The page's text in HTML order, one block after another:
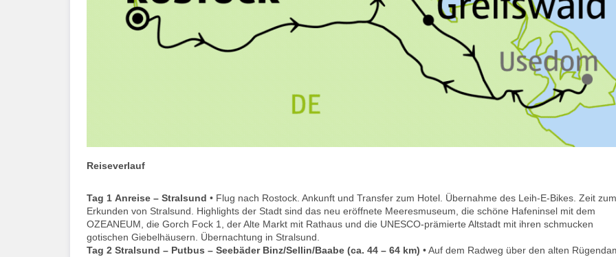
Reiseverlauf
Tag 1 Anreise – Stralsund • Flug nach Rostock. Ankunft und Transfer zum Hotel. Übernahme des Leih-E-Bikes. Zeit zum
Erkunden von Stralsund. Highlights der Stadt sind das neu eröffnete Meeresmuseum, die schöne Hafeninsel mit dem
OZEANEUM, die Gorch Fock 1, der Alte Markt mit Rathaus und die UNESCO-prämierte Altstadt mit ihren schmucken
gotischen Giebelhäusern. Übernachtung in Stralsund.
Tag 2 Stralsund – Putbus – Seebäder Binz/Sellin/Baabe (ca. 44 – 64 km) • Auf dem Radweg über den alten